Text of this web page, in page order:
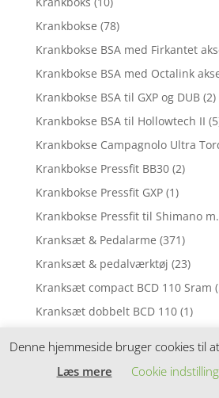
Krankbokse (78)
Krankbokse BSA med Firkantet
Krankbokse BSA med Octalink
Krankbokse BSA til GXP og DUB (2)
Krankbokse BSA til Hollowtech II
Krankbokse Campagnolo Ultra
Krankbokse Pressfit BB30 (2)
Krankbokse Pressfit GXP (1)
Krankbokse Pressfit til Shimano
Kranksæt & Pedalarme (371)
Kranksæt & pedalværktøj (23)
Kranksæt compact BCD 110 Sram
Kranksæt dobbelt BCD 110 (1)
Kranksæt dobbelt til MTB og
Denne hjemmeside bruger cookies til
Læs mere
Cookie